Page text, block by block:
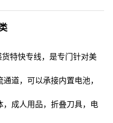
特快专线，是专门针对美
道，可以承接内置电池，
成人用品，折叠刀具，电